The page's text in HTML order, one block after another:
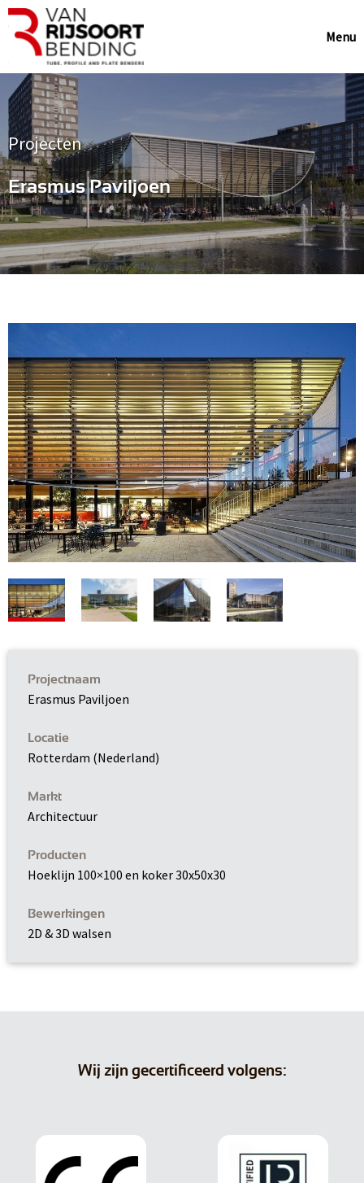
Menu
Projecten
Erasmus Paviljoen
Projectnaam
Erasmus Paviljoen
Locatie
Rotterdam (Nederland)
Markt
Architectuur
Producten
Hoeklijn 100×100 en koker 30x50x30
Bewerkingen
2D & 3D walsen
Wij zijn gecertificeerd volgens: